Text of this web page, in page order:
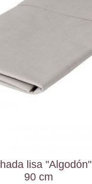
lisa
90 cm